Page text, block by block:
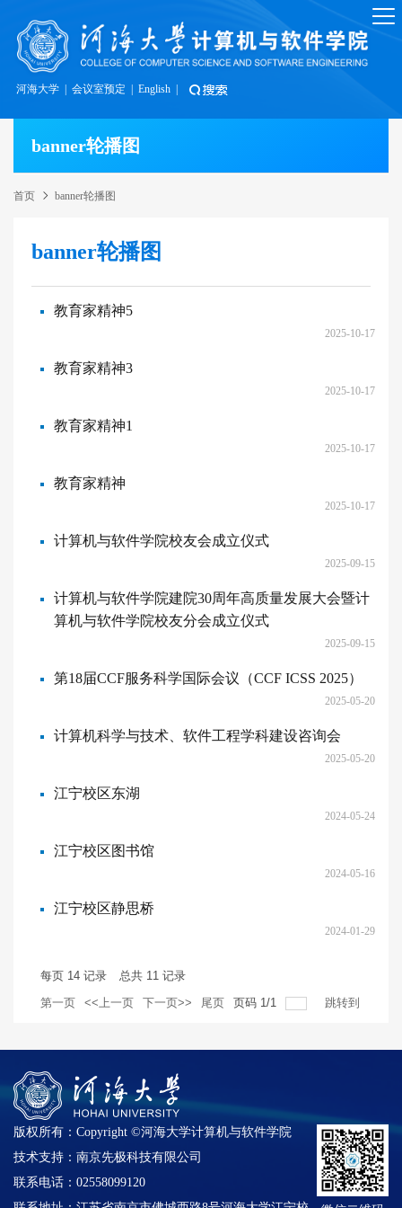
河海大学 会议室预定 English
banner轮播图
首页 banner轮播图
banner轮播图
教育家精神5
2025-10-17
教育家精神3
2025-10-17
教育家精神1
2025-10-17
教育家精神
2025-10-17
计算机与软件学院校友会成立仪式
2025-09-15
计算机与软件学院建院30周年高质量发展大会暨计
算机与软件学院校友分会成立仪式
2025-09-15
第18届CCF服务科学国际会议（CCF ICSS 2025）
2025-05-20
计算机科学与技术、软件工程学科建设咨询会
2025-05-20
江宁校区东湖
2024-05-24
江宁校区图书馆
2024-05-16
江宁校区静思桥
2024-01-29
每页 14 记录 总共 11 记录
第一页
<<上一页 下一页>> 尾页 页码 1 /1 跳转到
版权所有：Copyright ©河海大学计算机与软件学院
技术支持：南京先极科技有限公司
联系电话：02558099120